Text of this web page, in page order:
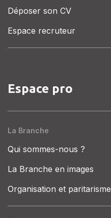
Déposer son CV
Espace recruteur
Espace pro
La Branche
Qui sommes-nous ?
La Branche en images
Organisation et paritarisme